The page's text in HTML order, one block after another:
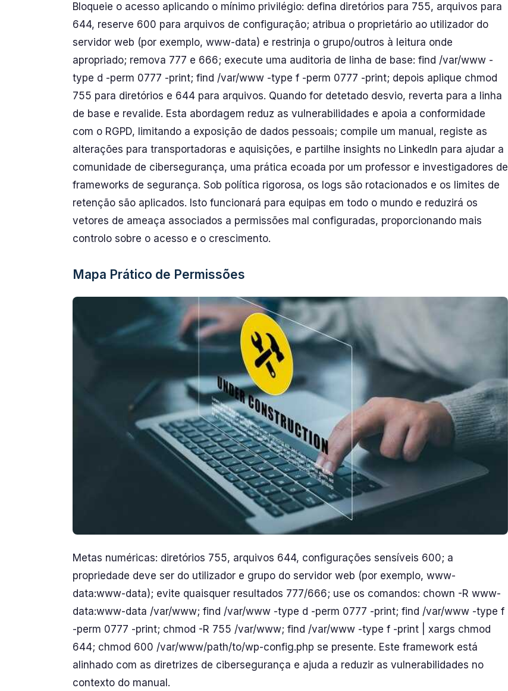
Bloqueie o acesso aplicando o mínimo privilégio: defina diretórios para 755, arquivos para
644, reserve 600 para arquivos de configuração; atribua o proprietário ao utilizador do
servidor web (por exemplo, www-data) e restrinja o grupo/outros à leitura onde
apropriado; remova 777 e 666; execute uma auditoria de linha de base: find /var/www -
type d -perm 0777 -print; find /var/www -type f -perm 0777 -print; depois aplique chmod
755 para diretórios e 644 para arquivos. Quando for detetado desvio, reverta para a linha
de base e revalide. Esta abordagem reduz as vulnerabilidades e apoia a conformidade
com o RGPD, limitando a exposição de dados pessoais; compile um manual, registe as
alterações para transportadoras e aquisições, e partilhe insights no LinkedIn para ajudar a
comunidade de cibersegurança, uma prática ecoada por um professor e investigadores de
frameworks de segurança. Sob política rigorosa, os logs são rotacionados e os limites de
retenção são aplicados. Isto funcionará para equipas em todo o mundo e reduzirá os
vetores de ameaça associados a permissões mal configuradas, proporcionando mais
controlo sobre o acesso e o crescimento.
Mapa Prático de Permissões
Metas numéricas: diretórios 755, arquivos 644, configurações sensíveis 600; a
propriedade deve ser do utilizador e grupo do servidor web (por exemplo, www-
data:www-data); evite quaisquer resultados 777/666; use os comandos: chown -R www-
data:www-data /var/www; find /var/www -type d -perm 0777 -print; find /var/www -type f
-perm 0777 -print; chmod -R 755 /var/www; find /var/www -type f -print | xargs chmod
644; chmod 600 /var/www/path/to/wp-config.php se presente. Este framework está
alinhado com as diretrizes de cibersegurança e ajuda a reduzir as vulnerabilidades no
contexto do manual.